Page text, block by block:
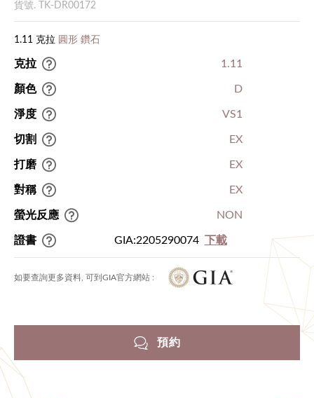
貨號. TK-DR00172
1.11 克拉 圓形 鑽石
克拉 1.11
顏色 D
淨度 VS1
切割 EX
打磨 EX
對稱 EX
螢光反應 NON
證書 GIA:2205290074 下載
如要查詢更多資料, 可到GIA官方網站 :
預約